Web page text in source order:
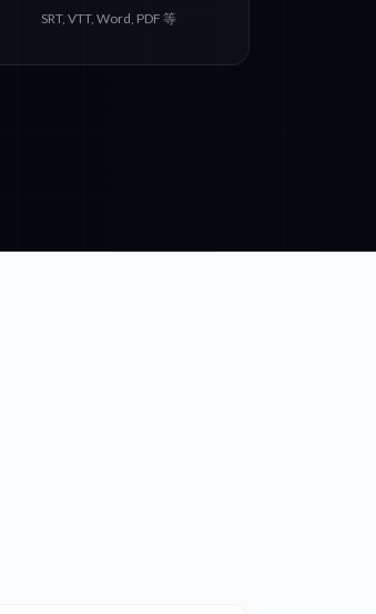
SRT, VTT, Word, PDF 等